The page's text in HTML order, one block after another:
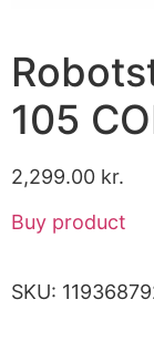
105
2,299.00 kr.
Buy product
SKU: